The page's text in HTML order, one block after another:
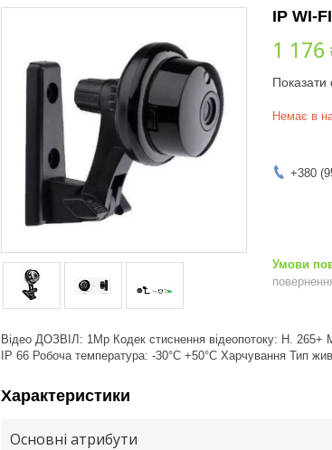
IP WI-
1 176
Показати
Немає в
+380
Відео ДОЗВІЛ: 1Mp Кодек стиснення відеопотоку: H.
IP 66 Робоча температура: -30°С +50°С Харчування Тип
Характеристики
Основні атрибути